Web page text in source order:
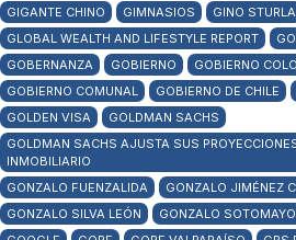
GIGANTE CHINO
GIMNASIOS GINO STURLA
GLOBAL WEALTH AND LIFESTYLE REPORT
GOBERNANZA
GOBIERNO
GOBIERNO
GOBIERNO COMUNAL
GOBIERNO DE CHILE
GOLDEN VISA
GOLDMAN SACHS
GOLDMAN SACHS AJUSTA SUS
INMOBILIARIO
GONZALO FUENZALIDA
GONZALO JIMÉNEZ
GONZALO SILVA LEÓN
GONZALO